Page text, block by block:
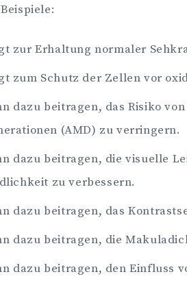
zur Erhaltung normaler
zum Schutz der Zellen vor
dazu beitragen, das Risiko
(AMD) zu verringern.
dazu beitragen, die visuelle
zu verbessern.
dazu beitragen, das
dazu beitragen, die
dazu beitragen, den Einfluss